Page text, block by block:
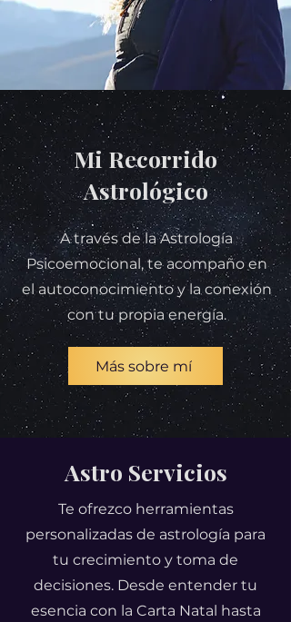
Mi Recorrido
Astrológico
A través de la Astrología
Psicoemocional, te acompaño en
el autoconocimiento y la conexión
con tu propia energía.
Más sobre mí
Astro Servicios
Te ofrezco herramientas
personalizadas de astrología para
tu crecimiento y toma de
decisiones. Desde entender tu
esencia con la Carta Natal hasta